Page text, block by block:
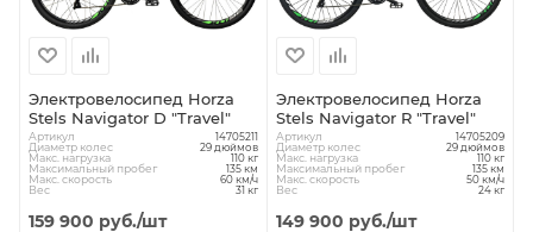
Электровелосипед Horza
Stels Navigator D "Travel"
Артикул 14705211
Диаметр колес 29 дюймов
Макс. нагрузка 110 кг
Максимальный пробег 135 км
Макс. скорость 60 км/ч
Вес 31 кг
159 900 руб./шт
Электровелосипед Horza
Stels Navigator R "Travel"
Артикул 14705209
Диаметр колес 29 дюймов
Макс. нагрузка 110 кг
Максимальный пробег 135 км
Макс. скорость 50 км/ч
Вес 24 кг
149 900 руб./шт